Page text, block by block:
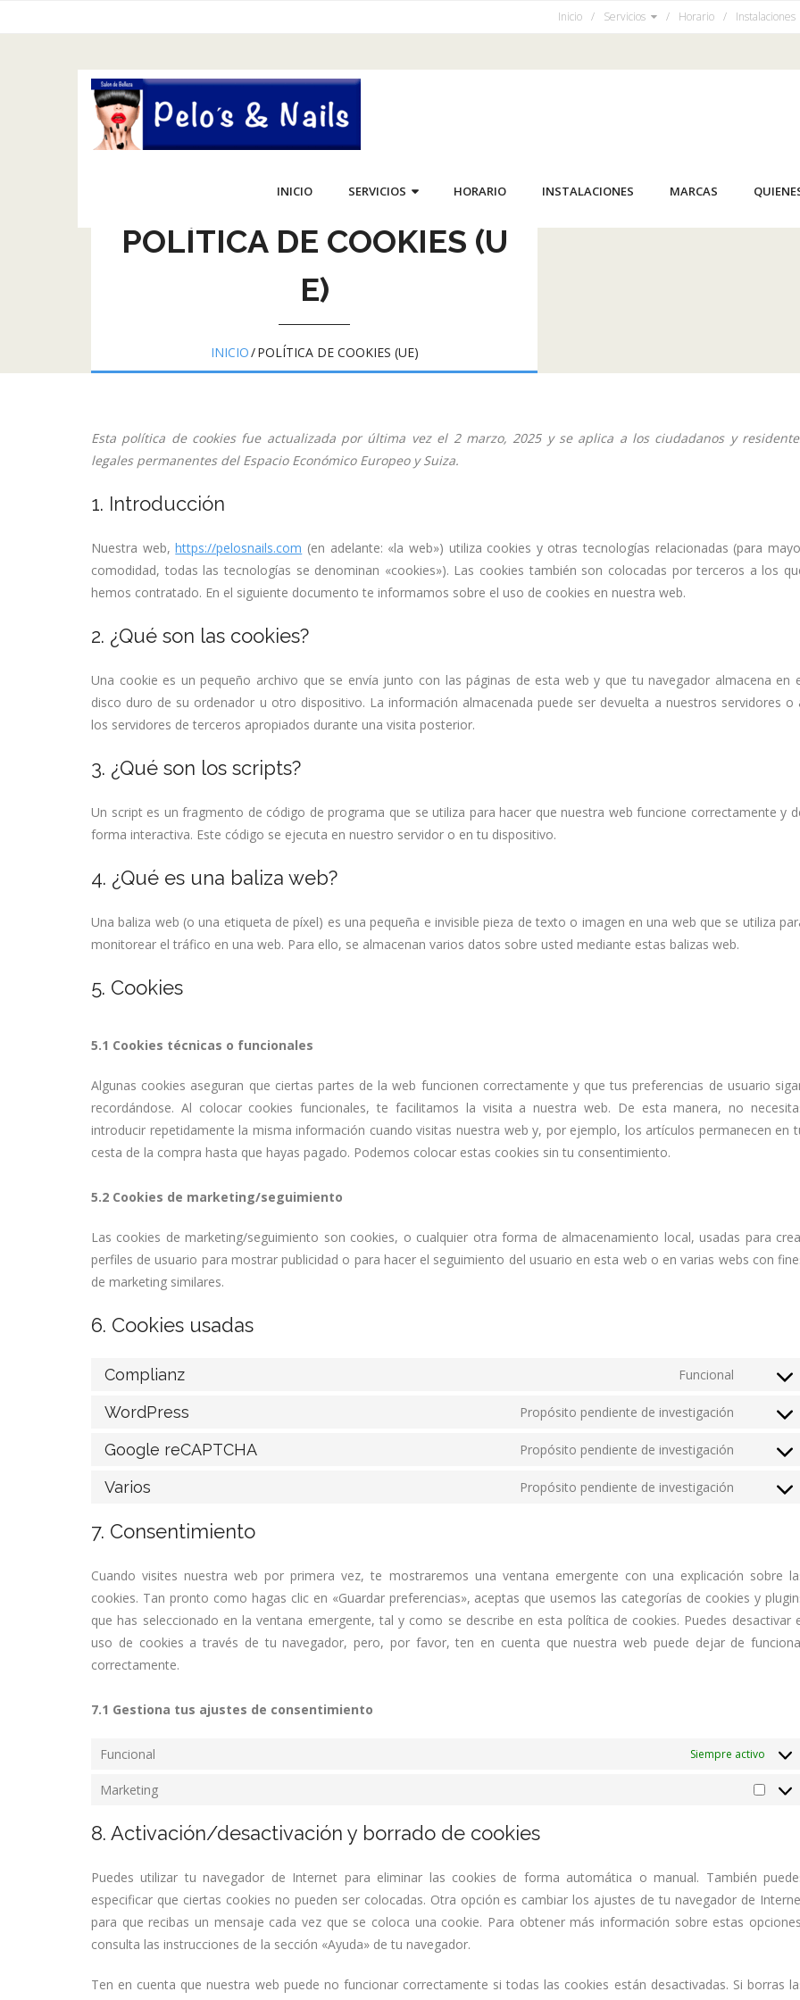
Inicio Servicios Horario Instalaciones
INICIO SERVICIOS HORARIO INSTALACIONES MARCAS
POLÍTICA DE COOKIES (U
E)
INICIO/POLÍTICA DE COOKIES (UE)
Esta política de cookies fue actualizada por última vez el 2 marzo, 2025 y se aplica a los ciudadanos y
legales permanentes del Espacio Económico Europeo y Suiza.
1. Introducción
Nuestra web,https://pelosnails.com (en adelante: «la web») utiliza cookies y otras tecnologías relacionadas (para
comodidad, todas las tecnologías se denominan «cookies»). Las cookies también son colocadas por terceros a los
hemos contratado. En el siguiente documento te informamos sobre el uso de cookies en nuestra web.
2. ¿Qué son las cookies?
Una cookie es un pequeño archivo que se envía junto con las páginas de esta web y que tu navegador almacena en
disco duro de su ordenador u otro dispositivo. La información almacenada puede ser devuelta a nuestros servidores o
los servidores de terceros apropiados durante una visita posterior.
3. ¿Qué son los scripts?
Un script es un fragmento de código de programa que se utiliza para hacer que nuestra web funcione correctamente y
forma interactiva. Este código se ejecuta en nuestro servidor o en tu dispositivo.
4. ¿Qué es una baliza web?
Una baliza web (o una etiqueta de píxel) es una pequeña e invisible pieza de texto o imagen en una web que se utiliza
monitorear el tráfico en una web. Para ello, se almacenan varios datos sobre usted mediante estas balizas web.
5. Cookies
5.1 Cookies técnicas o funcionales
Algunas cookies aseguran que ciertas partes de la web funcionen correctamente y que tus preferencias de usuario
recordándose. Al colocar cookies funcionales, te facilitamos la visita a nuestra web. De esta manera, no
introducir repetidamente la misma información cuando visitas nuestra web y, por ejemplo, los artículos permanecen en
cesta de la compra hasta que hayas pagado. Podemos colocar estas cookies sin tu consentimiento.
5.2 Cookies de marketing/seguimiento
Las cookies de marketing/seguimiento son cookies, o cualquier otra forma de almacenamiento local, usadas para
perfiles de usuario para mostrar publicidad o para hacer el seguimiento del usuario en esta web o en varias webs con
de marketing similares.
6. Cookies usadas
Complianz Funcional
Consent
complianz
WordPress Propósito pendiente de investigación
Consent
wordpress
Google reCAPTCHA Propósito pendiente de investigación
Consent
Varios Propósito pendiente de investigación
Consent
7. Consentimiento
Cuando visites nuestra web por primera vez, te mostraremos una ventana emergente con una explicación sobre
cookies. Tan pronto como hagas clic en «Guardar preferencias», aceptas que usemos las categorías de cookies y
que has seleccionado en la ventana emergente, tal y como se describe en esta política de cookies. Puedes desactivar
uso de cookies a través de tu navegador, pero, por favor, ten en cuenta que nuestra web puede dejar de
correctamente.
7.1 Gestiona tus ajustes de consentimiento
Funcional Siempre activo
Marketing
8. Activación/desactivación y borrado de cookies
Puedes utilizar tu navegador de Internet para eliminar las cookies de forma automática o manual. También
especificar que ciertas cookies no pueden ser colocadas. Otra opción es cambiar los ajustes de tu navegador de
para que recibas un mensaje cada vez que se coloca una cookie. Para obtener más información sobre estas
consulta las instrucciones de la sección «Ayuda» de tu navegador.
Ten en cuenta que nuestra web puede no funcionar correctamente si todas las cookies están desactivadas. Si borras